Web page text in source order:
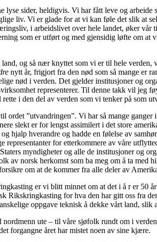
sider, heldigvis. Vi har fått leve og arbeide
liv. Vi er glade for at vi kan føle det slik at
i arbeidslivet over hele landet, øker
som er utført og med gjensidig løfte om at
og så nær knyttet som vi er til hele
nytt år, frigjort fra den nød som så mange er
nød i verden. Det gjelder institusjoner og
representerer. Til denne takk vil jeg
i den del av verden som vi tenker på som
ordet ”utvandringen”. Vi har så mange
slekt er for lengst assimilert i det store
hjalp hverandre og hadde en følelse av
for etterkommere av våre
myndigheter og alle de institusjoner og
norsk herkomst som ba meg om å ta med
om at de kommer fra alle deler av
er vi blitt minnet om at det i å r er 50
for hva den har gitt oss fra
oppgave teknisk å dekke vårt land, slik
ute – til våre sjøfolk rundt om i
forgangne året har mistet noen av sine kjære.